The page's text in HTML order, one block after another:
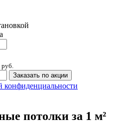
руб.
Заказать по акции
конфиденциальности
потолки за 1 м²